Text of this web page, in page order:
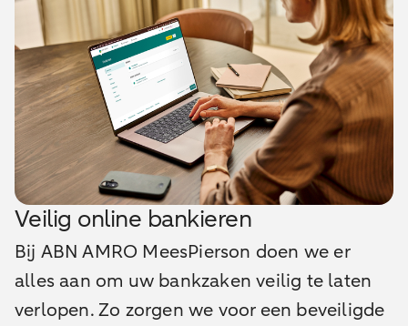
Veilig online bankieren
Bij ABN AMRO MeesPierson doen we er
alles aan om uw bankzaken veilig te laten
verlopen. Zo zorgen we voor een beveiligde